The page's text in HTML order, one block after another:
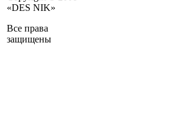
«DES NIK»
Все права
защищены